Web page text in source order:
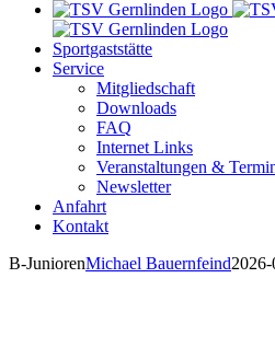
Sportgaststätte
Service
Mitgliedschaft
Downloads
FAQ
Internet Links
Veranstaltungen &
Newsletter
Anfahrt
Kontakt
B-JuniorenMichael Bauernfeind